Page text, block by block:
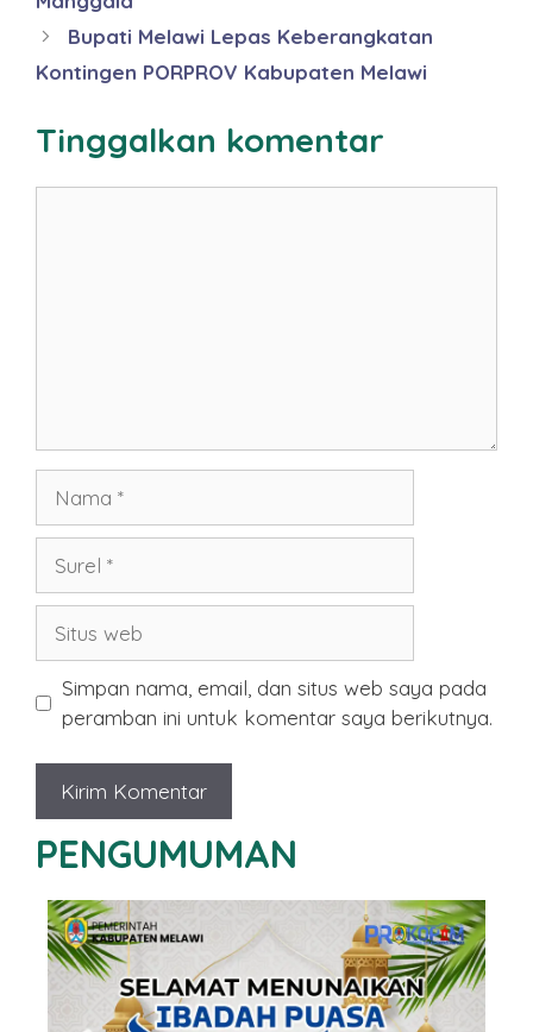
Bupati Melawi Lepas Keberangkatan
Kontingen PORPROV Kabupaten Melawi
Tinggalkan komentar
web
Simpan nama, email, dan situs web saya pada
peramban ini untuk komentar saya berikutnya.
PENGUMUMAN